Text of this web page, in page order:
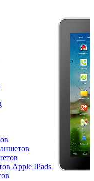
Apple IPads